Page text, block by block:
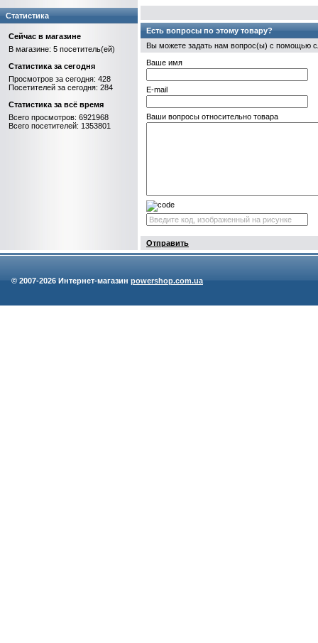
Статистика
Сейчас в магазине
В магазине: 5 посетитель(ей)
Статистика за сегодня
Просмотров за сегодня: 428
Посетителей за сегодня: 284
Статистика за всё время
Всего просмотров: 6921968
Всего посетителей: 1353801
Есть вопросы по этому товару?
Вы можете задать нам вопрос(ы) с помощью
Ваше имя
E-mail
Ваши вопросы относительно товара
Отправить
© 2007-2026 Интернет-магазин powershop.com.ua